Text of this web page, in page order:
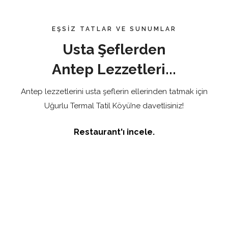
EŞSIZ TATLAR VE SUNUMLAR
Usta Şeflerden
Antep Lezzetleri...
Antep lezzetlerini usta şeflerin ellerinden tatmak için
Uğurlu Termal Tatil Köyü’ne davetlisiniz!
Restaurant'ı incele.